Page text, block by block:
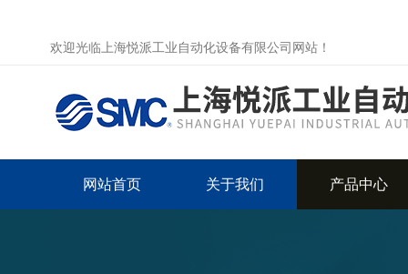
欢迎光临上海悦派工业自动化设备有限公司网站！
网站首页 关于我们 产品中心